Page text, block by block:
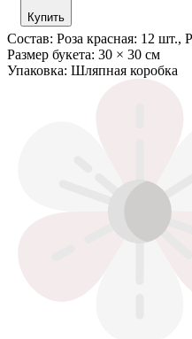
Купить
Состав: Роза красная: 12 шт.,
Размер букета: 30 × 30 см
Упаковка: Шляпная коробка